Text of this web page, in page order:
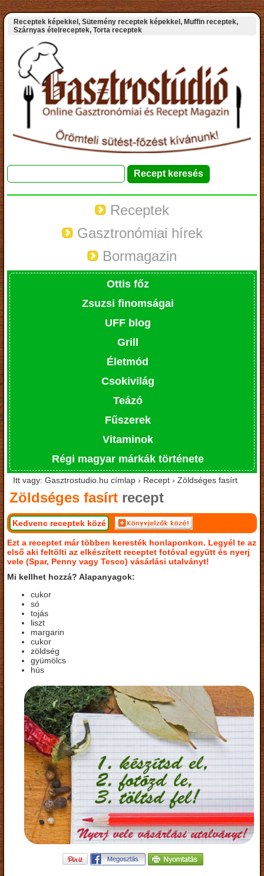
Receptek képekkel, Sütemény receptek képekkel, Muffin receptek,
Szárnyas ételreceptek, Torta receptek
Receptek
Gasztronómiai hírek
Bormagazin
Ottis főz
Zsuzsi finomságai
UFF blog
Grill
Életmód
Csokivilág
Teázó
Fűszerek
Vitaminok
Régi magyar márkák története
Itt vagy: Gasztrostudio.hu címlap › Recept › Zöldséges fasírt
Zöldséges fasírt recept
Kedvenc receptek közé
Ezt a receptet már többen keresték honlaponkon. Legyél te az
első aki feltölti az elkészített receptet fotóval együtt és nyerj
vele (Spar, Penny vagy Tesco) vásárlási utalványt!
Mi kellhet hozzá? Alapanyagok:
cukor
só
tojás
liszt
margarin
cukor
zöldség
gyümölcs
hús